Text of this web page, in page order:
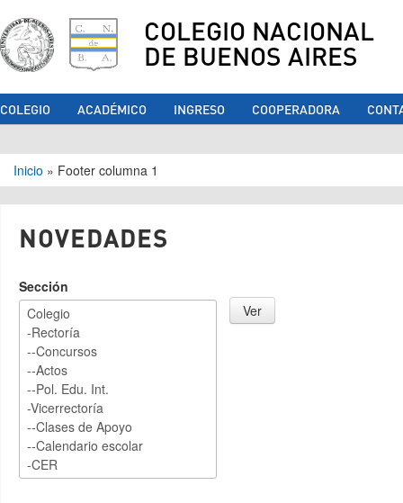
COLEGIO NACIONAL
DE BUENOS AIRES
COLEGIO ACADÉMICO INGRESO COOPERADORA
Se encuentra usted aquí
Inicio » Footer columna 1
NOVEDADES
Sección